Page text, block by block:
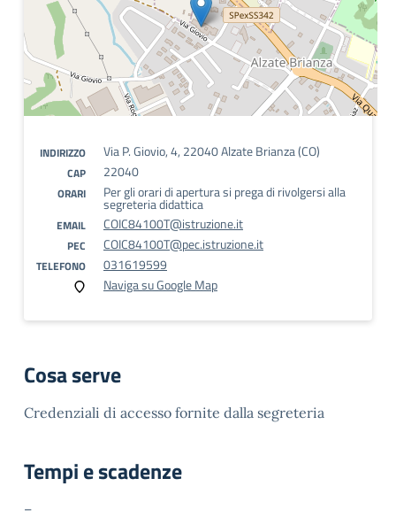
INDIRIZZO Via P. Giovio, 4, 22040 Alzate Brianza (CO)
CAP 22040
ORARI Per gli orari di apertura si prega di rivolgersi alla
segreteria didattica
EMAIL COIC84100T@istruzione.it
PEC COIC84100T@pec.istruzione.it
TELEFONO
031619599
Naviga su Google Map
Cosa serve
Credenziali di accesso fornite dalla segreteria
Tempi e scadenze
–